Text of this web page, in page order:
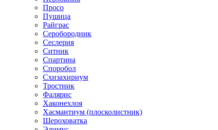
Просо
Пушица
Райграс
Серобородник
Сеслерия
Ситник
Спартина
Споробол
Схизахириум
Тростник
Фалярис
Хаконехлоя
Хасмантиум (плосколистник)
Шероховатка